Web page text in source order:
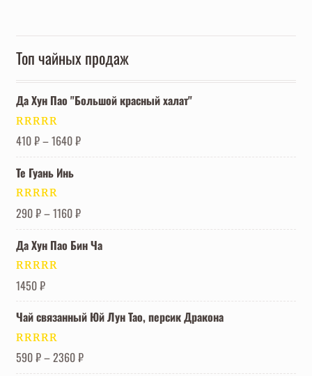
Топ чайных продаж
Да Хун Пао "Большой красный халат"
Оценка5.00
из 5
410₽–1640₽
Те Гуань Инь
Оценка5.00
из 5
290₽–1160₽
Да Хун Пао Бин Ча
Оценка
из 5
1450₽
Чай связанный Юй Лун Тао, персик Дракона
Оценка5.00
из 5
590₽–2360₽